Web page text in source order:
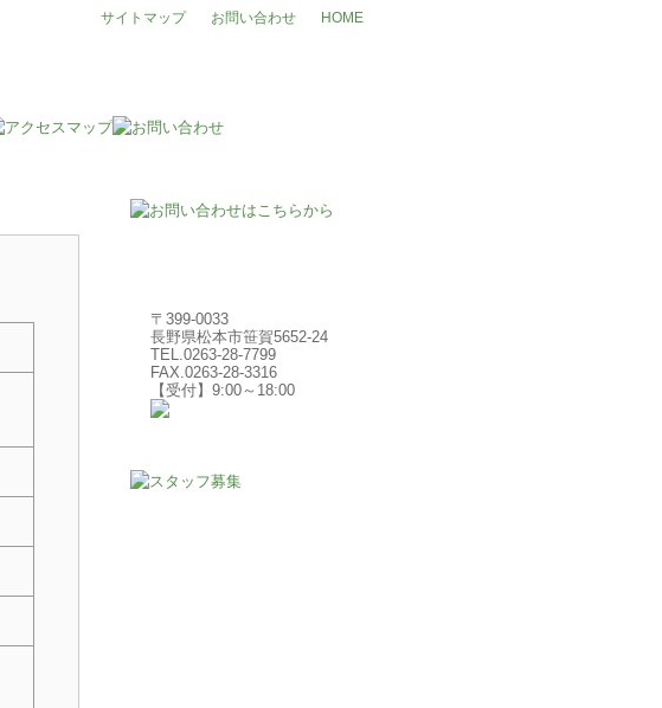
サイトマップ お問い合わせ HOME
〒399-0033
長野県松本市笹賀5652-24
TEL.0263-28-7799
FAX.0263-28-3316
【受付】9:00～18:00